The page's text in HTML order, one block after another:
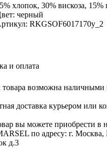
хлопок, 30% вискоза, 15%
черный
RKGSOF6017170y_2
и оплата
товара возможна наличными
доставка курьером или
вы можете приобрести в
по адресу: г.
д.3